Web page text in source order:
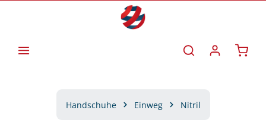
Handschuhe Einweg Nitril